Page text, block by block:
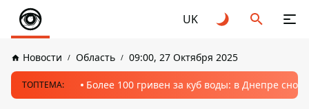
UK
Новости Область 09:00, 27 Октября 2025
ТОПТЕМА: Более 100 гривен за куб воды: в Днепре